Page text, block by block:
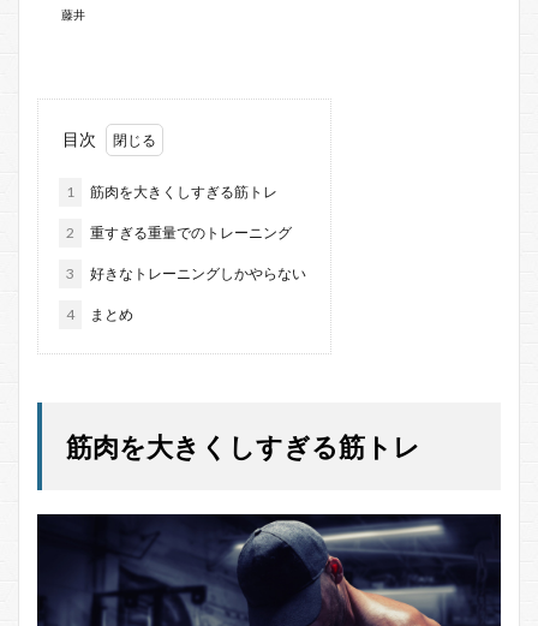
藤井
目次
1 筋肉を大きくしすぎる筋トレ
2 重すぎる重量でのトレーニング
3 好きなトレーニングしかやらない
4 まとめ
筋肉を大きくしすぎる筋トレ